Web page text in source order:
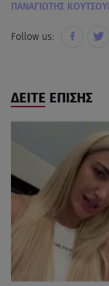
ΠΑΝΑΓΙΩΤΗΣ
Follow us:
ΔΕΙΤΕ ΕΠΙΣΗΣ